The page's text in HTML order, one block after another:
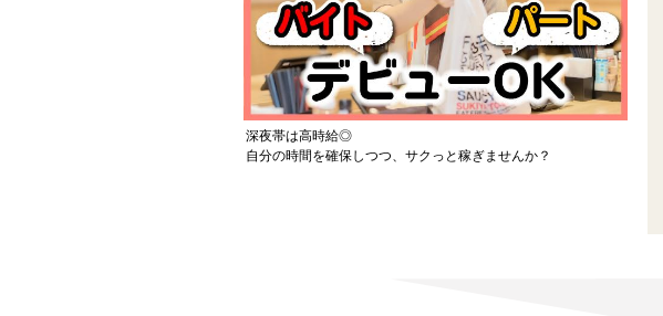
深夜帯は高時給◎
自分の時間を確保しつつ、サクっと稼ぎませんか？